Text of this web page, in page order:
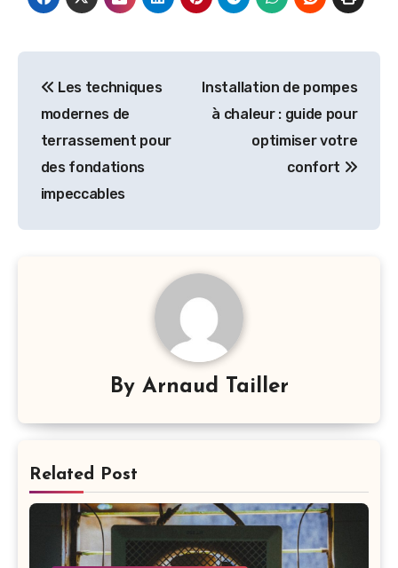
de
l’article
Les techniques
modernes de
terrassement pour
des fondations
impeccables
Installation de pompes
à chaleur : guide pour
optimiser votre
confort
By Arnaud Tailler
Related Post